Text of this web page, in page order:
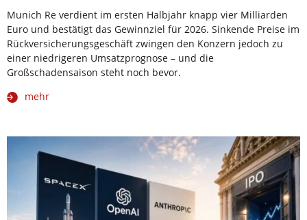
Munich Re verdient im ersten Halbjahr knapp vier Milliarden
Euro und bestätigt das Gewinnziel für 2026. Sinkende Preise im
Rückversicherungsgeschäft zwingen den Konzern jedoch zu
einer niedrigeren Umsatzprognose – und die
Großschadensaison steht noch bevor.
mehr